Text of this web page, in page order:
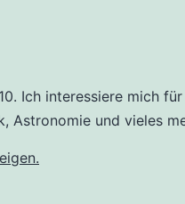
Ich interessiere mich für
Astronomie und vieles